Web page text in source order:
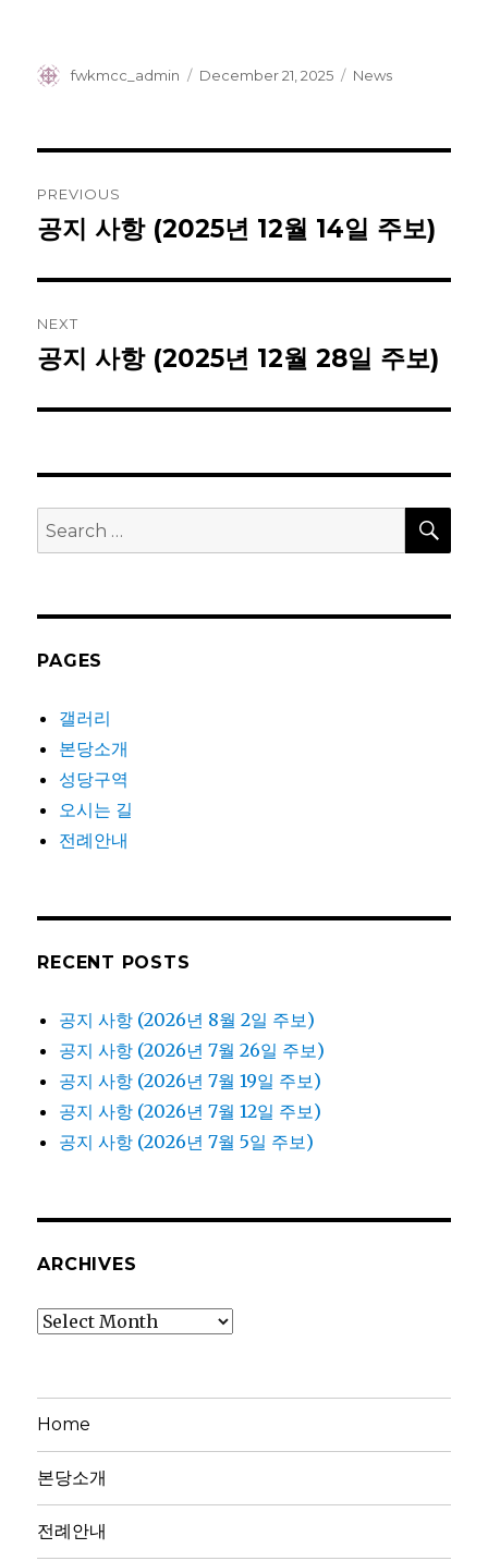
Author
fwkmcc_admin
Posted
December 21, 2025 Categories
News
navigation
PREVIOUS
Previous
공지 사항 (2025년 12월 14일 주보)
NEXT
Next
공지 사항 (2025년 12월 28일 주보)
Search
for:
PAGES
갤러리
본당소개
성당구역
오시는 길
전례안내
RECENT POSTS
공지 사항 (2026년 8월 2일 주보)
공지 사항 (2026년 7월 26일 주보)
공지 사항 (2026년 7월 19일 주보)
공지 사항 (2026년 7월 12일 주보)
공지 사항 (2026년 7월 5일 주보)
ARCHIVES
Archives
Home
본당소개
전례안내